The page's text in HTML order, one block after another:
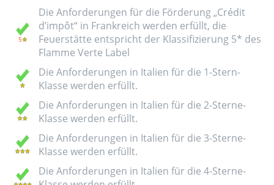
Die Anforderungen für die Förderung „Crédit
d’impôt“ in Frankreich werden erfüllt, die
Feuerstätte entspricht der Klassifizierung 5* des
Flamme Verte Label
Die Anforderungen in Italien für die 1-Stern-
Klasse werden erfüllt.
Die Anforderungen in Italien für die 2-Sterne-
Klasse werden erfüllt.
Die Anforderungen in Italien für die 3-Sterne-
Klasse werden erfüllt.
Die Anforderungen in Italien für die 4-Sterne-